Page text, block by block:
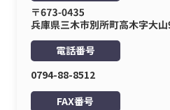
電話番号
0794-88-8512
FAX番号